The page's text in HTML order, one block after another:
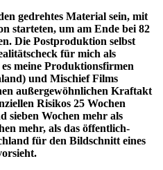
gedrehtes Material sein, mit
starteten, um am Ende bei 82
Die Postproduktion selbst
für mich als
meine Produktionsfirmen
und Mischief Films
außergewöhnlichen Kraftakt
Risikos 25 Wochen
sieben Wochen mehr als
mehr, als das öffentlich-
für den Bildschnitt eines